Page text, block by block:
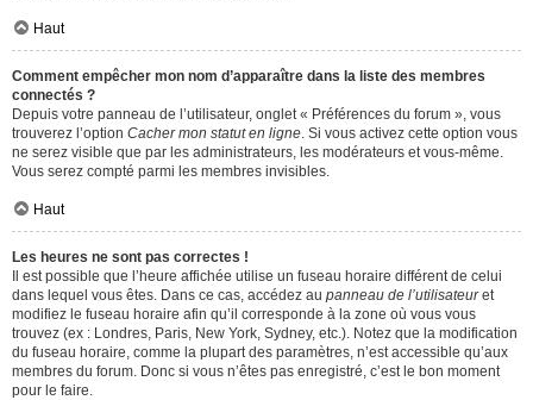
Haut
Comment empêcher mon nom d’apparaître dans la liste des membres
connectés ?
Depuis votre panneau de l’utilisateur, onglet « Préférences du forum », vous
trouverez l’option Cacher mon statut en ligne . Si vous activez cette option vous
ne serez visible que par les administrateurs, les modérateurs et vous-même.
Vous serez compté parmi les membres invisibles.
Haut
Les heures ne sont pas correctes !
Il est possible que l’heure affichée utilise un fuseau horaire différent de celui
dans lequel vous êtes. Dans ce cas, accédez au panneau de l’utilisateuret
modifiez le fuseau horaire afin qu’il corresponde à la zone où vous vous
trouvez (ex : Londres, Paris, New York, Sydney, etc.). Notez que la modification
du fuseau horaire, comme la plupart des paramètres, n’est accessible qu’aux
membres du forum. Donc si vous n’êtes pas enregistré, c’est le bon moment
pour le faire.